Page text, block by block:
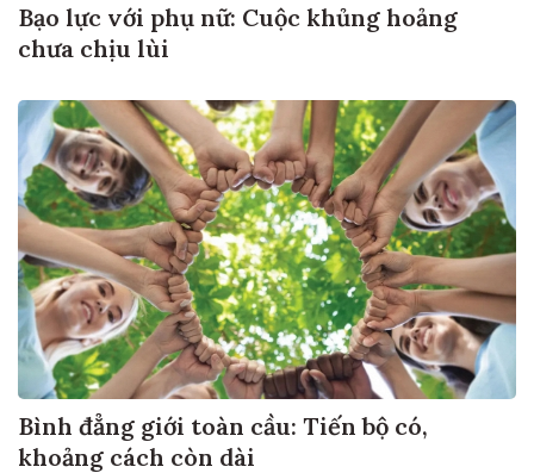
Bạo lực với phụ nữ: Cuộc khủng hoảng
chưa chịu lùi
Bình đẳng giới toàn cầu: Tiến bộ có,
khoảng cách còn dài